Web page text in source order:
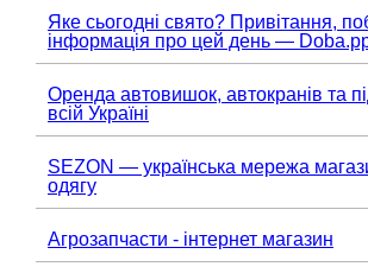
Яке сьогодні свято? Привітання,
інформація про цей день —
Оренда автовишок, автокранів та
всій Україні
SEZON — українська мережа
одягу
Агрозапчасти - інтернет магазин